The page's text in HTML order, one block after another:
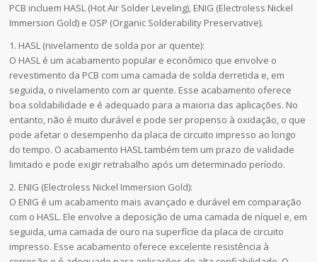
PCB incluem HASL (Hot Air Solder Leveling), ENIG (Electroless Nickel
Immersion Gold) e OSP (Organic Solderability Preservative).
1. HASL (nivelamento de solda por ar quente):
O HASL é um acabamento popular e econômico que envolve o
revestimento da PCB com uma camada de solda derretida e, em
seguida, o nivelamento com ar quente. Esse acabamento oferece
boa soldabilidade e é adequado para a maioria das aplicações. No
entanto, não é muito durável e pode ser propenso à oxidação, o que
pode afetar o desempenho da placa de circuito impresso ao longo
do tempo. O acabamento HASL também tem um prazo de validade
limitado e pode exigir retrabalho após um determinado período.
2. ENIG (Electroless Nickel Immersion Gold):
O ENIG é um acabamento mais avançado e durável em comparação
com o HASL. Ele envolve a deposição de uma camada de níquel e, em
seguida, uma camada de ouro na superfície da placa de circuito
impresso. Esse acabamento oferece excelente resistência à